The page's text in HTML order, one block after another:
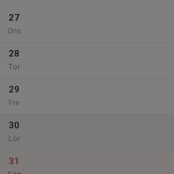
27
Ons
28
Tor
29
Fre
30
Lör
31